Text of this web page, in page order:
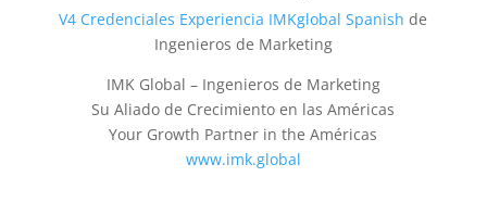
V4 Credenciales Experiencia IMKglobal Spanish de
Ingenieros de Marketing
IMK Global – Ingenieros de Marketing
Su Aliado de Crecimiento en las Américas
Your Growth Partner in the Américas
www.imk.global